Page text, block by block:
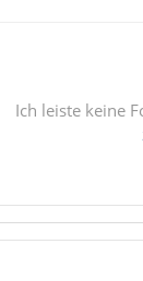
Ich leiste keine